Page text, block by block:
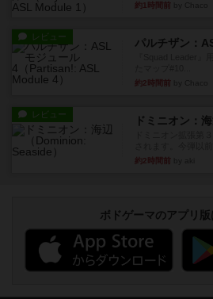
約1時間前
レビュー パルチザン：
約2時間前
レビュー ドミニオン：海
約2時間前
ボドゲーマのアプリ版